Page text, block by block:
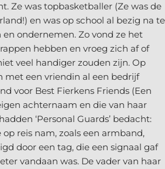
Ze was topbasketballer (Ze was de
en was op school al bezig na te
ondernemen. Zo vond ze het
hebben en vroeg zich af of
veel handiger zouden zijn. Op
met een vriendin al een bedrijf
voor Best Fierkens Friends (Een
achternaam en die van haar
‘Personal Guards’ bedacht:
reis nam, zoals een armband,
door een tag, die een signaal gaf
vandaan was. De vader van haar